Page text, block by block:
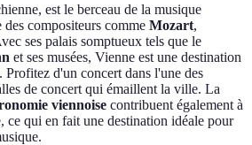
est le berceau de la musique
compositeurs comme Mozart,
ses palais somptueux tels que le
et ses musées, Vienne est une destination
d'un concert dans l'une des
de concert qui émaillent la ville. La
viennoise contribuent également à
ce qui en fait une destination idéale pour